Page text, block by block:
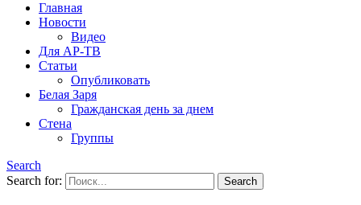
Главная
Новости
Видео
Для АР-ТВ
Статьи
Опубликовать
Белая Заря
Гражданская день за днем
Стена
Группы
Search
Search for: